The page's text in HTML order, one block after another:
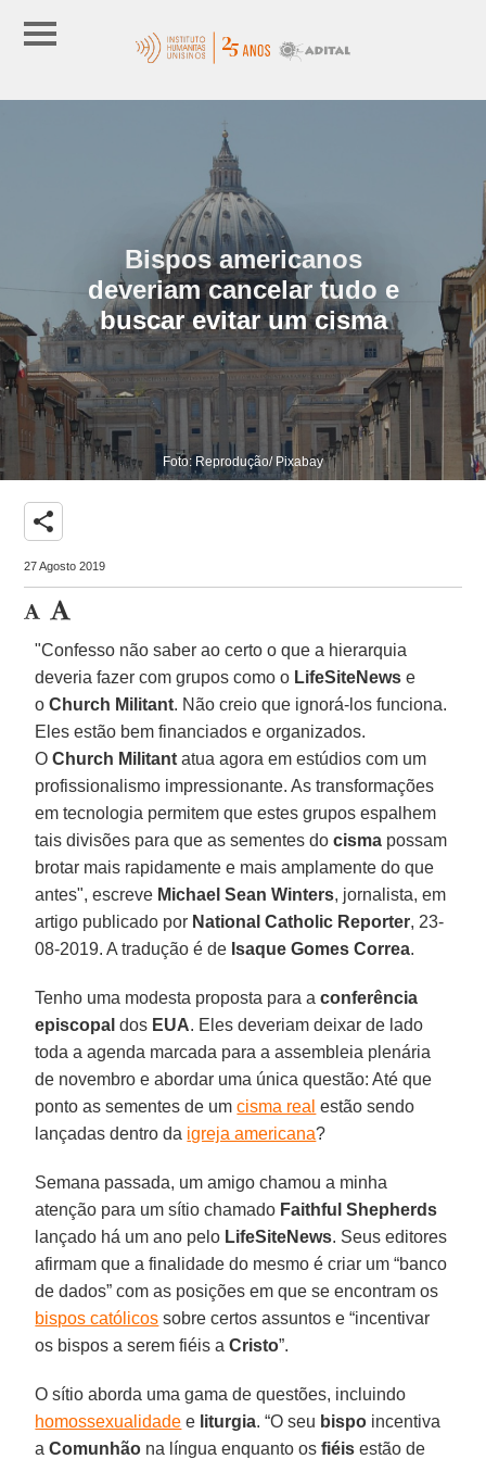
Bispos americanos
deveriam cancelar tudo e
buscar evitar um cisma
Foto: Reprodução/ Pixabay
share
27 Agosto 2019
"Confesso não saber ao certo o que a hierarquia
deveria fazer com grupos como o LifeSiteNews e
oChurch Militant. Não creio que ignorá-los funciona.
Eles estão bem financiados e organizados.
OChurch Militant atua agora em estúdios com um
profissionalismo impressionante. As transformações
em tecnologia permitem que estes grupos espalhem
tais divisões para que as sementes docisma possam
brotar mais rapidamente e mais amplamente do que
antes", escreve Michael Sean Winters, jornalista, em
artigo publicado por National Catholic Reporter, 23-
08-2019. A tradução é de Isaque Gomes Correa.
Tenho uma modesta proposta para aconferência
episcopal dos EUA. Eles deveriam deixar de lado
toda a agenda marcada para a assembleia plenária
de novembro e abordar uma única questão: Até que
ponto as sementes de umcisma real estão sendo
lançadas dentro da igreja americana?
Semana passada, um amigo chamou a minha
atenção para um sítio chamado Faithful Shepherds
lançado há um ano pelo LifeSiteNews. Seus editores
afirmam que a finalidade do mesmo é criar um “banco
de dados” com as posições em que se encontram os
bispos católicos sobre certos assuntos e “incentivar
os bispos a serem fiéis aCristo”.
O sítio aborda uma gama de questões, incluindo
homossexualidade e liturgia. “O seu bispo incentiva
aComunhão na língua enquanto osfiéis estão de